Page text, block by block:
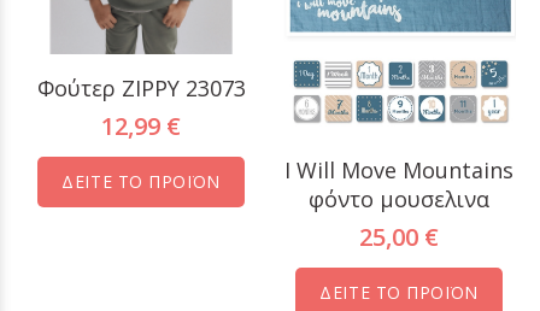
Φούτερ ZIPPY 23073
12,99 €
ΔΕΙΤΕ ΤΟ ΠΡΟΪΟΝ
I Will Move Mountains
φόντο μουσελινα
25,00 €
ΔΕΙΤΕ ΤΟ ΠΡΟΪΟΝ